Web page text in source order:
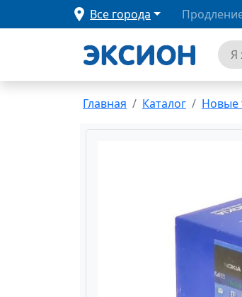
Все города
Главная Каталог Новые